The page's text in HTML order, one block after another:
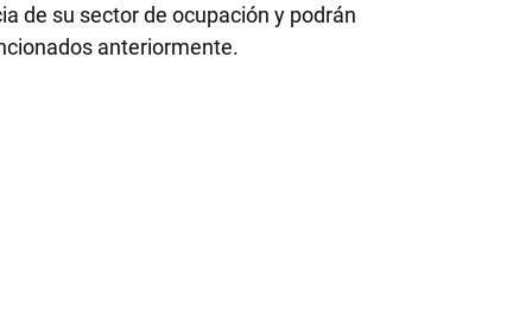
de su sector de ocupación y podrán
anteriormente.